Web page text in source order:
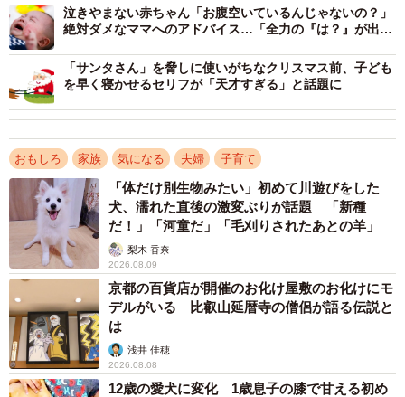
「病児保育で勤めてる小児初心者ですが、子供の体温、気
温湿度調整は本当に大事です！！ 年齢によっては、自分
で暑い寒いも言えない、感じていても発信できない子は親
に聞かれなかったらそのままです。」
投稿には子育ての“苦労”に気付かない夫にモヤッとする女性
から共感のコメントのほか、「気張りすぎ」「夫に求めす
ぎ」との声も上がるなどさまざまなコメントが寄せられて
います。
誕生日会に出られなかったという娘さん。前夜、パパさん
に任せたことを柊子さんは悔やんでいるようですが･･･今の
気持ちを聞いてみました。
泣きやまない赤ちゃん「お腹空いているんじゃないの？」
絶対ダメなママへのアドバイス…「全力の『は？』が出
「サンタさん」を脅しに使いがちなクリスマス前、子ども
を早く寝かせるセリフが「天才すぎる」と話題に
おもしろ 家族 気になる 夫婦 子育て
「体だけ別生物みたい」初めて川遊びをした
犬、濡れた直後の激変ぶりが話題 「新種
だ！」「河童だ」「毛刈りされたあとの羊」
梨木 香奈
2026.08.09
京都の百貨店が開催のお化け屋敷のお化けにモ
デルがいる 比叡山延暦寺の僧侶が語る伝説と
は
浅井 佳穂
2026.08.08
12歳の愛犬に変化 1歳息子の膝で甘える初め